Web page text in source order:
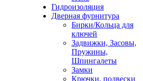
Гидроизоляция
Дверная фурнитура
Бирки/Кольца для
ключей
Задвижки, Засовы,
Пружины,
Шпингалеты
Замки
Крючки, подвески